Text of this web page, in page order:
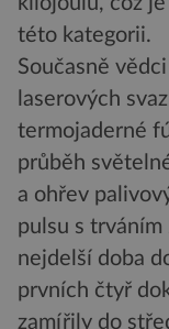
této kategorii.
Současně
laserových
termojaderné
průběh
a ohřev
pulsu s
nejdelší doba
prvních čtyř
zamířily do